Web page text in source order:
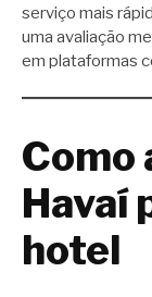
serviço mais
uma avaliação
em plataformas
Como
Havaí
hotel